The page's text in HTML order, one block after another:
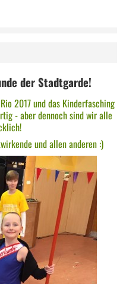
der Stadtgarde!
2017 und das Kinderfasching
- aber dennoch sind wir alle
und allen anderen :)